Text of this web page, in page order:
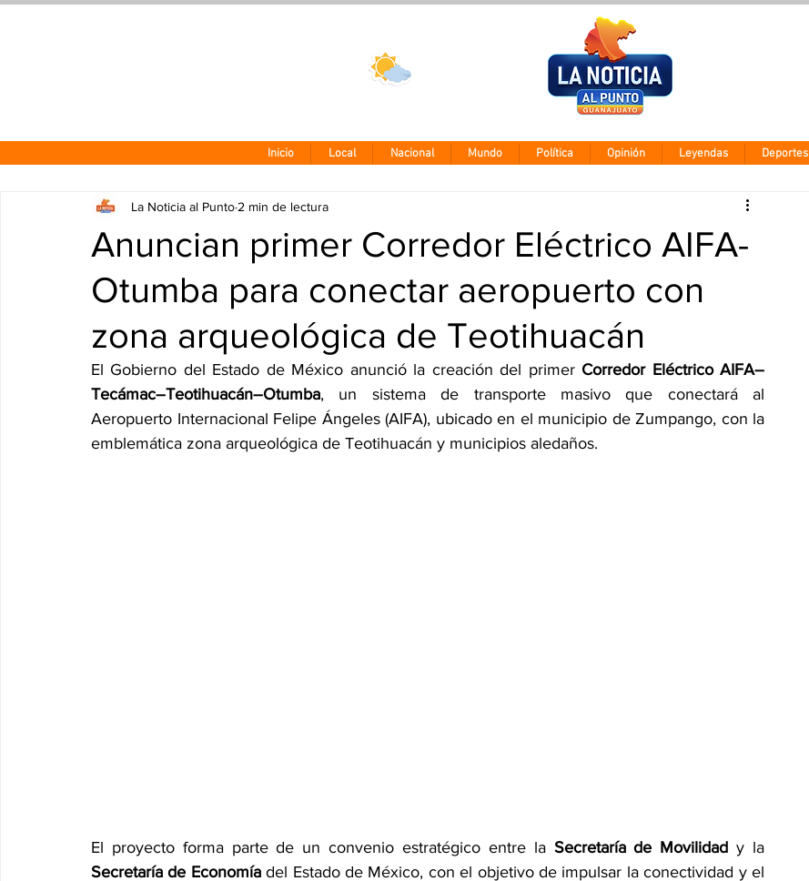
Inicio Local Nacional Mundo Política Opinión Leyendas Deportes
Anuncian primer Corredor Eléctrico AIFA-
Otumba para conectar aeropuerto con
zona arqueológica de Teotihuacán
La Noticia al Punto 2 min de lectura
El Gobierno del Estado de México anunció la creación del primer Corredor Eléctrico AIFA–
Tecámac–Teotihuacán–Otumba, un sistema de transporte masivo que conectará al
Aeropuerto Internacional Felipe Ángeles (AIFA), ubicado en el municipio de Zumpango, con la
emblemática zona arqueológica de Teotihuacán y municipios aledaños.
El proyecto forma parte de un convenio estratégico entre la Secretaría de Movilidad
Secretaría de Economía del Estado de México, con el objetivo de impulsar la conectividad y el